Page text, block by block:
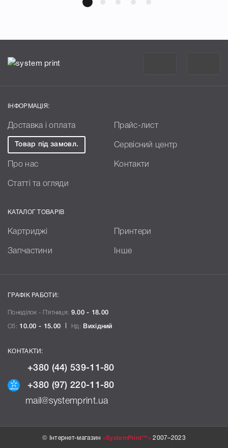
ІНФОРМАЦІЯ:
Доставка і оплата Прайс-лист
Товар під замовл. Сервісний центр
Про нас Контакти
Статті та огляди
КАТАЛОГ ТОВАРІВ
Картриджі Принтери
Запчастини Інше
ГРАФІК РАБОТИ:
Понеділок - П`ятниця: 9.00 - 18.00
Сб: 10.00 - 15.00 Нд: Вихідний
КОНТАКТИ:
+380 (44) 539-11-80
+380 (97) 220-11-80
mail@systemprint.ua
© Інтернет-магазин «SystemPrint™» 2007–2023